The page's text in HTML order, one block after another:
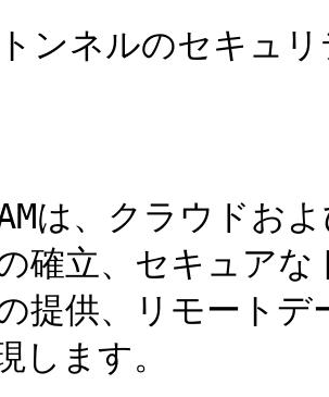
ンネルのセキュリ
は、クラウドお
確立、セキュア
提供、リモート
します。